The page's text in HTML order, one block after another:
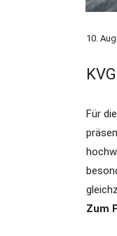
10.
Für
Zum